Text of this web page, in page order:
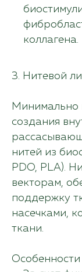
коллагена.
3. Нитевой
Минимально
создания
нитей из
PDO, PLA).
векторам,
поддержку
насечками,
ткани.
Особенности
Оставьте
данные.
свяжется
расскажет,